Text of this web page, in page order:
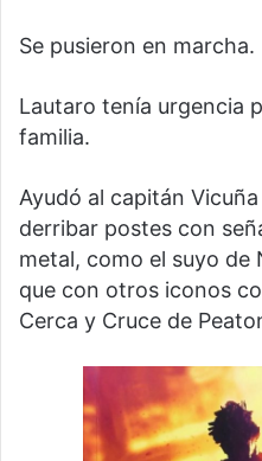
Se pusieron en marcha.
Lautaro tenía urgencia
familia.
Ayudó al capitán
derribar postes con
metal, como el suyo de
que con otros iconos
Cerca y Cruce de